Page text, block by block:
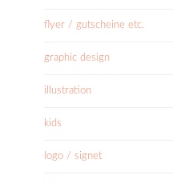
flyer / gutscheine etc.
graphic design
illustration
kids
logo / signet